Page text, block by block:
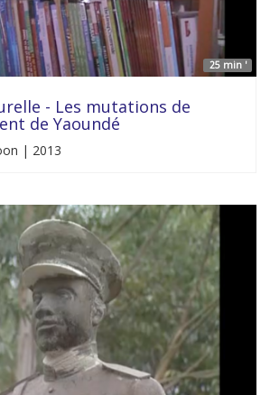
25 min '
- Les mutations de
de Yaoundé
| 2013